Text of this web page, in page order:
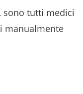
, sono tutti medici
manualmente